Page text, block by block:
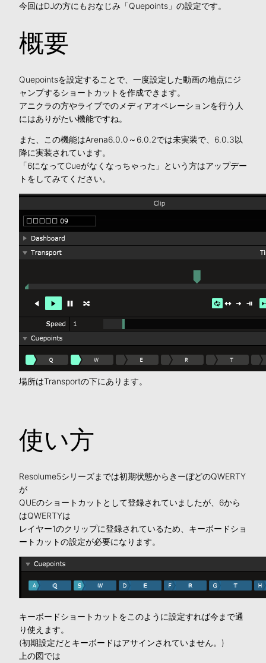
今回はDJの方にもおなじみ「Quepoints」の設定です。
概要
Quepointsを設定することで、一度設定した動画の地点にジ
ャンプするショートカットを作成できます。
アニクラの方やライブでのメディアオペレーションを行う人
にはありがたい機能ですね。
また、この機能はArena6.0.0～6.0.2では未実装で、6.0.3以
降に実装されています。
「6になってCueがなくなっちゃった」という方はアップデー
トをしてみてください。
場所はTransportの下にあります。
使い方
Resolume5シリーズまでは初期状態からきーぼどのQWERTY
が
QUEのショートカットとして登録されていましたが、6から
はQWERTYは
レイヤー1のクリップに登録されているため、キーボードショ
ートカットの設定が必要になります。
キーボードショートカットをこのように設定すれば今まで通
り使えます。
(初期設定だとキーボードはアサインされていません。)
上の図では